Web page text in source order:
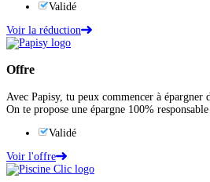
Validé
Voir la réduction
Offre
Avec Papisy, tu peux commencer à épargner
On te propose une épargne 100% responsable
Validé
Voir l'offre